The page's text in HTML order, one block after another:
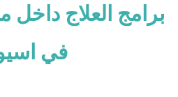
برامج العلاج
في